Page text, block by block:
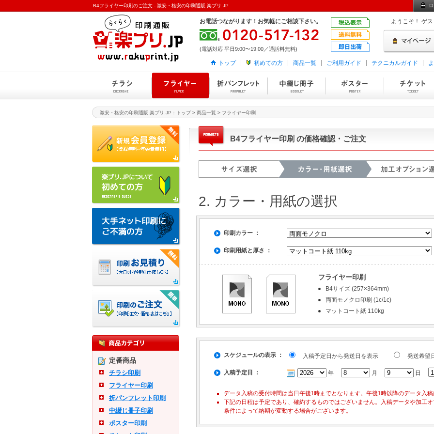
B4フライヤー印刷のご注文 - 激安・格安の印刷通販 楽プリ.JP
お電話つながります！お気軽にご相談下さい。
(電話対応 平日9:00〜19:00／通話料無料)
ようこそ！ ゲ
トップ 初めての方 商品一覧 ご利用ガイド テクニカルガイド
激安・格安の印刷通販 楽プリ.JP：トップ> 商品一覧 > フライヤー印刷
定番商品
チラシ印刷
フライヤー印刷
折パンフレット印刷
中綴じ冊子印刷
ポスター印刷
B4フライヤー印刷 の価格確認・ご注文
2. カラー・用紙の選択
印刷カラー ：
印刷用紙と厚さ ：
フライヤー印刷
B4サイズ (257×364mm)
両面モノクロ印刷 (1c/1c)
マットコート紙 110kg
スケジュールの表示 ： 入稿予定日から発送日を表示 発送希望
入稿予定日 ： 年 月 日
データ入稿の受付時間は当日午後1時までとなります。午後1時以降のデータ入
下記の日程は予定であり、確約するものではございません。入稿データや加工
条件によって納期が変動する場合がございます。